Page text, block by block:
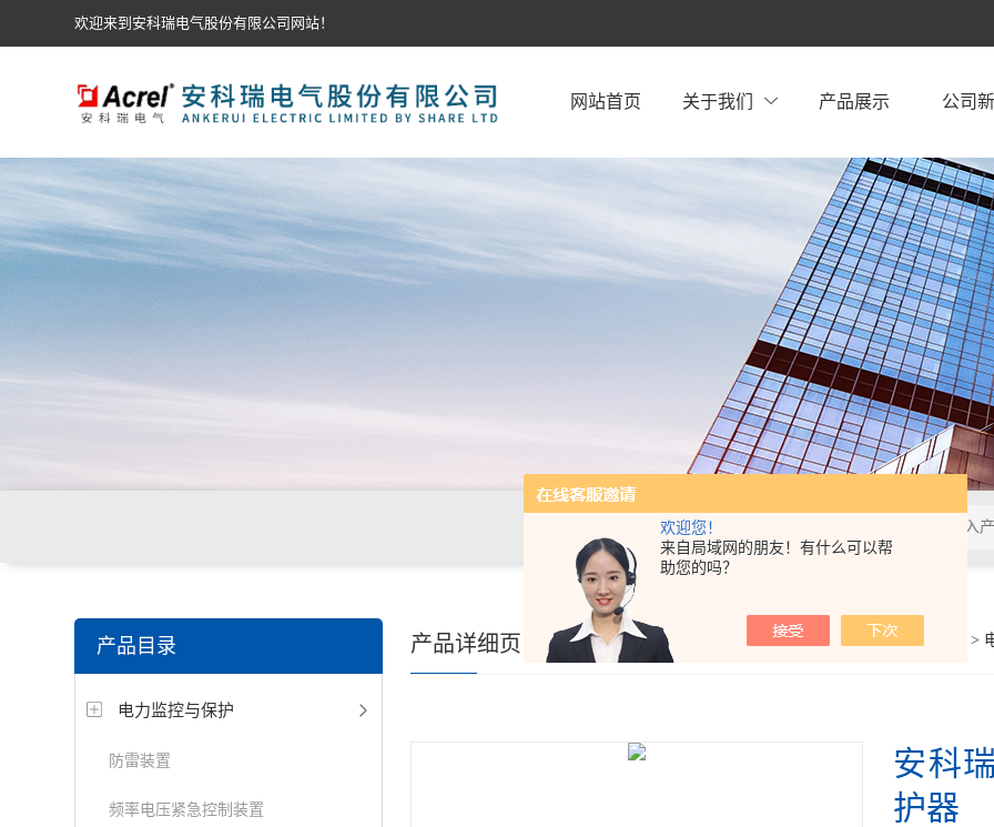
欢迎您！
来自局域网的朋友！有什么可以帮
助您的吗？
欢迎来到安科瑞电气股份有限公司网站！
网站首页 关于我们 产品展示 公司
产品目录
电力监控与保护
防雷装置
频率电压紧急控制装置
你的位置： >产品展示 电力监控与保护 >
产品详细页
安科
护器